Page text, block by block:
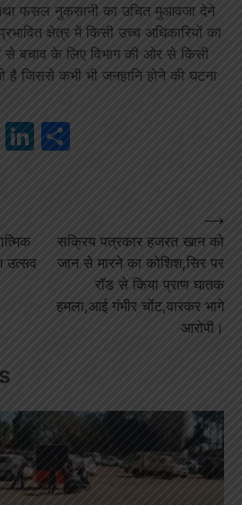
फसल नुकसानी का उचित मुआवजा देने
क्षेत्र में किसी उच्च अधिकारियों का
से बचाव के लिए विभाग की ओर से किसी
है जिससे कभी भी जनहानि होने की घटना
Threads
LinkedIn
उत्सव
सक्रिय पत्रकार हजरत खान को
जान से मारने का कोशिश,सिर पर
रॉड से किया प्राण घातक
हमला,आई गंभीर चोंट,वारकर भागे
आरोपी।
⟶